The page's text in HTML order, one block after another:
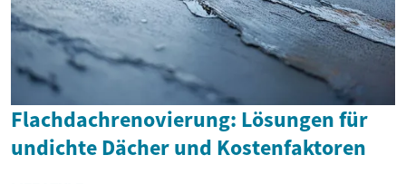
Flachdachrenovierung: Lösungen für
undichte Dächer und Kostenfaktoren